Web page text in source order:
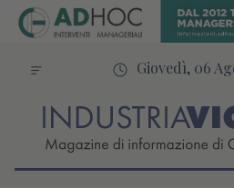
Giovedì, 06